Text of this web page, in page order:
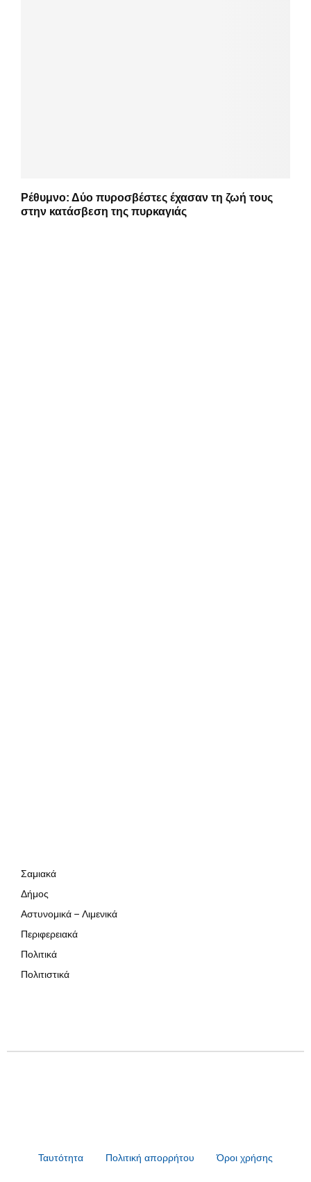
Ρέθυμνο: Δύο πυροσβέστες έχασαν τη ζωή τους
στην κατάσβεση της πυρκαγιάς
Σαμιακά
Δήμος
Αστυνομικά – Λιμενικά
Περιφερειακά
Πολιτικά
Πολιτιστικά
Ταυτότητα Πολιτική απορρήτου Όροι χρήσης